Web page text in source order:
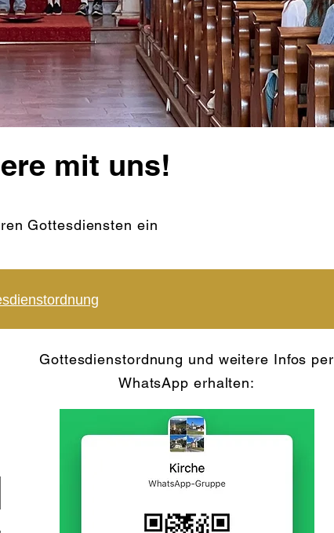
mit uns!
Gottesdiensten ein
Gottesdienstordnung und weitere Infos per
WhatsApp erhalten: